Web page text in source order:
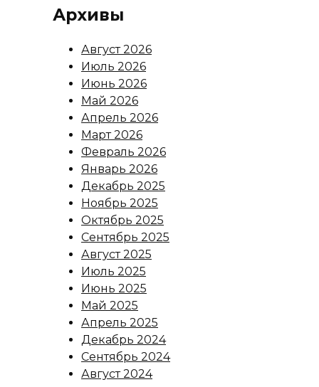
Архивы
Август 2026
Июль 2026
Июнь 2026
Май 2026
Апрель 2026
Март 2026
Февраль 2026
Январь 2026
Декабрь 2025
Ноябрь 2025
Октябрь 2025
Сентябрь 2025
Август 2025
Июль 2025
Июнь 2025
Май 2025
Апрель 2025
Декабрь 2024
Сентябрь 2024
Август 2024